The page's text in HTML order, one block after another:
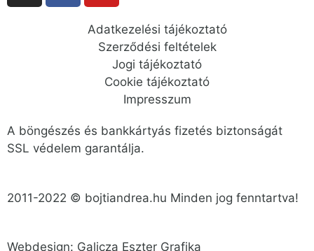
Adatkezelési tájékoztató
Szerződési feltételek
Jogi tájékoztató
Cookie tájékoztató
Impresszum
A böngészés és bankkártyás fizetés biztonságát
SSL védelem garantálja.
2011-2022 © bojtiandrea.hu Minden jog fenntartva!
Webdesign: Galicza Eszter Grafika